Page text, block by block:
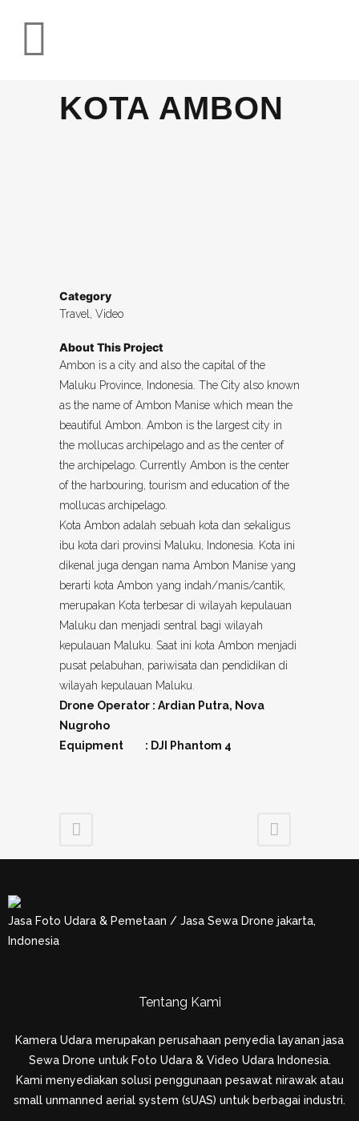
KOTA AMBON
Category
Travel, Video
About This Project
Ambon is a city and also the capital of the
Maluku Province, Indonesia. The City also known
as the name of Ambon Manise which mean the
beautiful Ambon. Ambon is the largest city in
the mollucas archipelago and as the center of
the archipelago. Currently Ambon is the center
of the harbouring, tourism and education of the
mollucas archipelago.
Kota Ambon adalah sebuah kota dan sekaligus
ibu kota dari provinsi Maluku, Indonesia. Kota ini
dikenal juga dengan nama Ambon Manise yang
berarti kota Ambon yang indah/manis/cantik,
merupakan Kota terbesar di wilayah kepulauan
Maluku dan menjadi sentral bagi wilayah
kepulauan Maluku. Saat ini kota Ambon menjadi
pusat pelabuhan, pariwisata dan pendidikan di
wilayah kepulauan Maluku.
Drone Operator : Ardian Putra, Nova
Nugroho
Equipment : DJI Phantom 4
Jasa Foto Udara & Pemetaan / Jasa Sewa Drone jakarta,
Indonesia
Tentang Kami
Kamera Udara merupakan perusahaan penyedia layanan jasa
Sewa Drone untuk Foto Udara & Video Udara Indonesia.
Kami menyediakan solusi penggunaan pesawat nirawak atau
small unmanned aerial system (sUAS) untuk berbagai industri.